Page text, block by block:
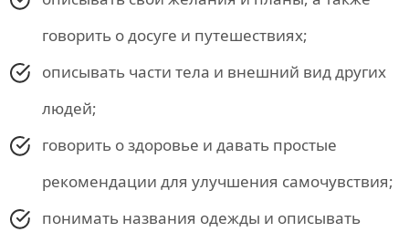
говорить о досуге и путешествиях;
описывать части тела и внешний вид других
людей;
говорить о здоровье и давать простые
рекомендации для улучшения самочувствия;
понимать названия одежды и описывать